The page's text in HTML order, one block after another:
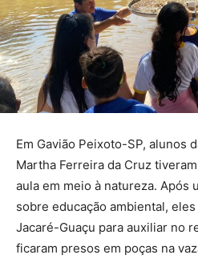
Em Gavião Peixoto-SP, alunos
Martha Ferreira da Cruz
aula em meio à natureza. Após
sobre educação ambiental,
Jacaré-Guaçu para auxiliar no
ficaram presos em poças na